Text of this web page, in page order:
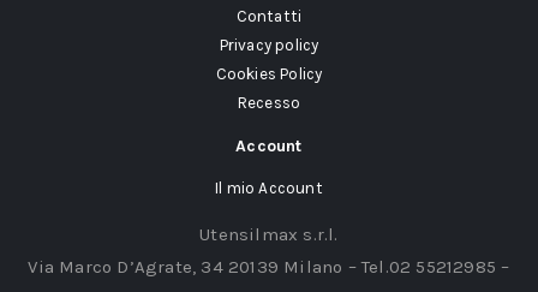
Contatti
Privacy policy
Cookies Policy
Recesso
Account
Il mio Account
Utensilmax s.r.l.
Via Marco D’Agrate, 34 20139 Milano – Tel.02 55212985 –